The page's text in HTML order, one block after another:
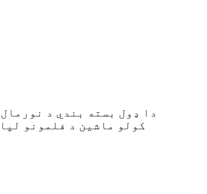
دا ډول بسته بندي د